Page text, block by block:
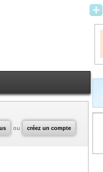
ou créez un compte